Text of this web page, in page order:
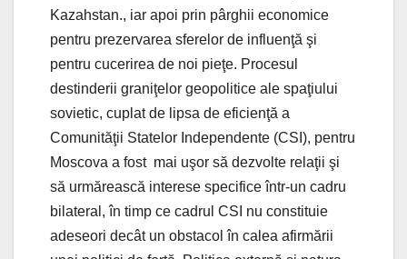
Kazahstan., iar apoi prin pârghii economice
pentru prezervarea sferelor de influenţă şi
pentru cucerirea de noi pieţe. Procesul
destinderii graniţelor geopolitice ale spaţiului
sovietic, cuplat de lipsa de eficienţă a
Comunităţii Statelor Independente (CSI), pentru
Moscova a fost mai uşor să dezvolte relaţii şi
să urmărească interese specifice într-un cadru
bilateral, în timp ce cadrul CSI nu constituie
adeseori decât un obstacol în calea afirmării